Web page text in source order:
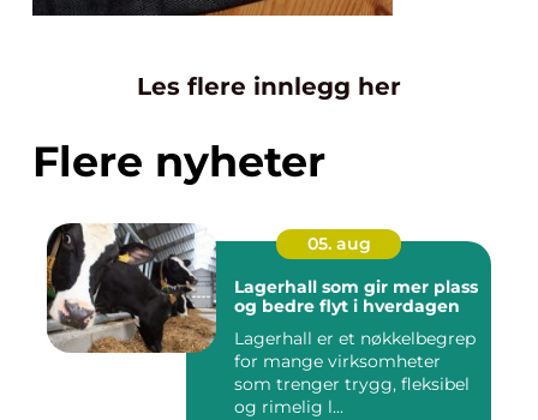
Les flere innlegg her
Flere nyheter
05. aug
Lagerhall som gir mer plass
og bedre flyt i hverdagen
Lagerhall er et nøkkelbegrep
for mange virksomheter
som trenger trygg, fleksibel
og rimelig l...